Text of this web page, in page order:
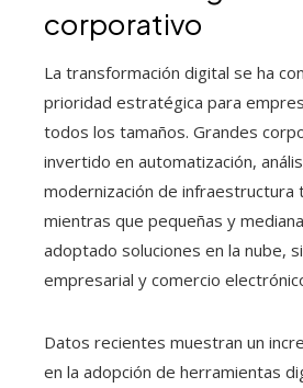
corporativo
La transformación digital se ha
prioridad estratégica para
todos los tamaños. Grandes
invertido en automatización,
modernización de infraestructura
mientras que pequeñas y
adoptado soluciones en la nube,
empresarial y comercio
Datos recientes muestran un
en la adopción de herramientas